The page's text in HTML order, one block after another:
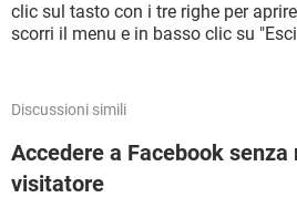
clic sul tasto con i tre righe per
scorri il menu e in basso clic su
Discussioni simili
Accedere a Facebook
visitatore